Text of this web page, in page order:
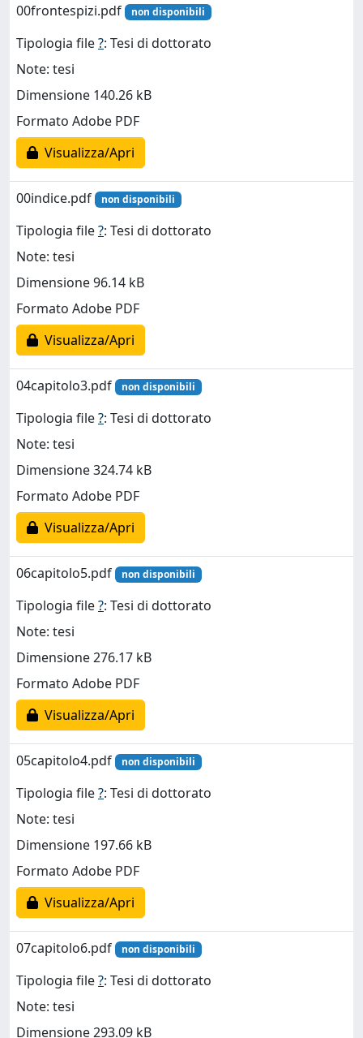
00frontespizi.pdf non disponibili
Tipologia file?: Tesi di dottorato
Note: tesi
Dimensione 140.26 kB
Formato Adobe PDF
Visualizza/Apri
00indice.pdf non disponibili
Tipologia file?: Tesi di dottorato
Note: tesi
Dimensione 96.14 kB
Formato Adobe PDF
Visualizza/Apri
04capitolo3.pdf non disponibili
Tipologia file?: Tesi di dottorato
Note: tesi
Dimensione 324.74 kB
Formato Adobe PDF
Visualizza/Apri
06capitolo5.pdf non disponibili
Tipologia file?: Tesi di dottorato
Note: tesi
Dimensione 276.17 kB
Formato Adobe PDF
Visualizza/Apri
05capitolo4.pdf non disponibili
Tipologia file?: Tesi di dottorato
Note: tesi
Dimensione 197.66 kB
Formato Adobe PDF
Visualizza/Apri
07capitolo6.pdf non disponibili
Tipologia file?: Tesi di dottorato
Note: tesi
Dimensione 293.09 kB